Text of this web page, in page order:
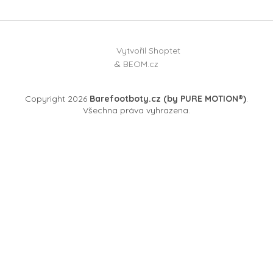
Vytvořil Shoptet
& BEOM.cz
Copyright 2026 Barefootboty.cz (by PURE MOTION®).
Všechna práva vyhrazena.